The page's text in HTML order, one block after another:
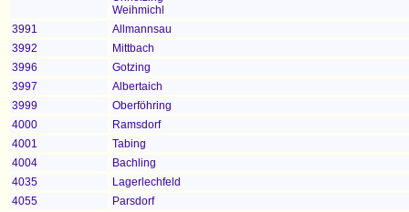
Weihmichl
3991
Allmannsau
3992
Mittbach
3996
Gotzing
3997
Albertaich
3999
Oberföhring
4000
Ramsdorf
4001
Tabing
4004
Bachling
4035
Lagerlechfeld
4055
Parsdorf